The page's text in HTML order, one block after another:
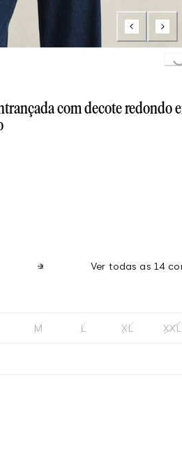
Loading...
com decote redondo
Ver todas as 14
M L XL XXL